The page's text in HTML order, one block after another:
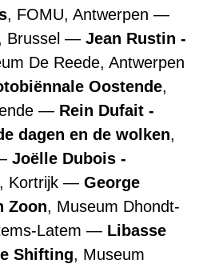
, FOMU, Antwerpen
Brussel
Jean Rustin -
De Reede, Antwerpen
Oostende,
Rein Dufait -
dagen en de wolken,
Joëlle Dubois -
Kortrijk
George
Zoon, Museum Dhondt-
Latem
Libasse
Shifting, Museum